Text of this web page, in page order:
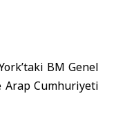
BM Genel
Arap Cumhuriyeti